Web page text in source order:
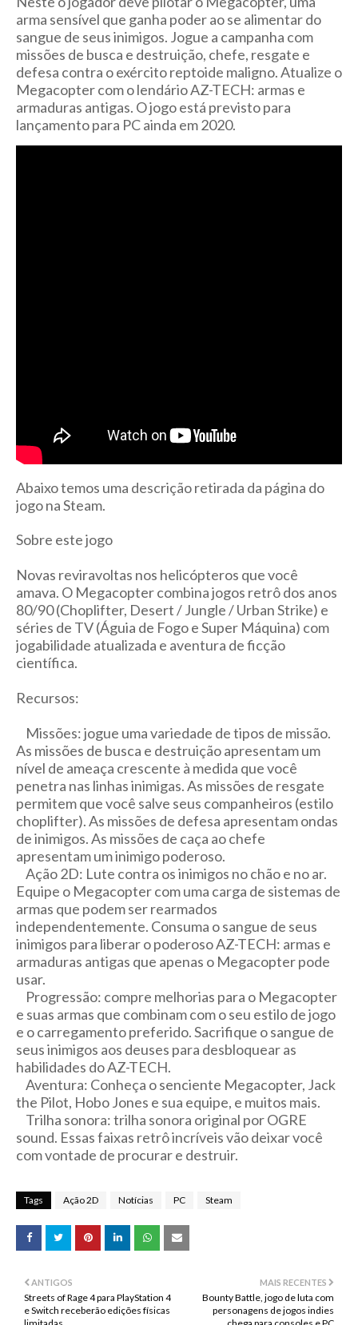
arma sensível que ganha poder ao se alimentar do
sangue de seus inimigos. Jogue a campanha com
missões de busca e destruição, chefe, resgate e
defesa contra o exército reptoide maligno.Atualize o
Megacopter com o lendário AZ-TECH: armas e
armaduras antigas. O jogo está previsto para
lançamento para PC ainda em 2020.
Abaixo temos uma descrição retirada da página do
jogo na Steam.
Sobre este jogo
Novas reviravoltas nos helicópteros que você
amava. O Megacopter combina jogos retrô dos anos
80/90 (Choplifter, Desert / Jungle / Urban Strike) e
séries de TV (Águia de Fogo e Super Máquina) com
jogabilidade atualizada e aventura de ficção
científica.
Recursos:
Missões: jogue uma variedade de tipos de missão.
As missões de busca e destruição apresentam um
nível de ameaça crescente à medida que você
penetra nas linhas inimigas. As missões de resgate
permitem que você salve seus companheiros (estilo
choplifter). As missões de defesa apresentam ondas
de inimigos. As missões de caça ao chefe
apresentam um inimigo poderoso.
Ação 2D: Lute contra os inimigos no chão e no ar.
Equipe o Megacopter com uma carga de sistemas de
armas que podem ser rearmados
independentemente. Consuma o sangue de seus
inimigos para liberar o poderoso AZ-TECH: armas e
armaduras antigas que apenas o Megacopter pode
usar.
Progressão: compre melhorias para o Megacopter
e suas armas que combinam com o seu estilo de jogo
e o carregamento preferido. Sacrifique o sangue de
seus inimigos aos deuses para desbloquear as
habilidades do AZ-TECH.
Aventura: Conheça o senciente Megacopter, Jack
the Pilot, Hobo Jones e sua equipe, e muitos mais.
Trilha sonora: trilha sonora original por OGRE
sound. Essas faixas retrô incríveis vão deixar você
com vontade de procurar e destruir.
Tags Ação 2D Notícias PC Steam
MAIS RECENTES
Bounty Battle, jogo de luta com
personagens de jogos indies
ANTIGOS
Streets of Rage 4 para PlayStation 4
e Switch receberão edições físicas